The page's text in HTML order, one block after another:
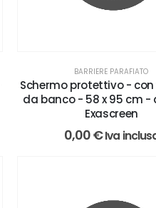
BARRIERE PARAFIATO
Schermo protettivo -
da banco - 58 x 95 cm -
Exascreen
0,00€Iva